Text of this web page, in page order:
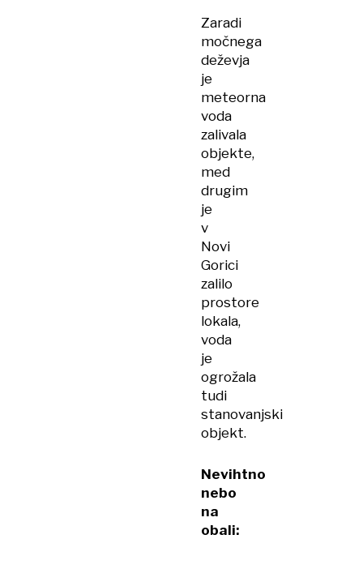
Zaradi
močnega
deževja
je
meteorna
voda
zalivala
objekte,
med
drugim
je
v
Novi
Gorici
zalilo
prostore
lokala,
voda
je
ogrožala
tudi
stanovanjski
objekt.
Nevihtno
nebo
na
obali: